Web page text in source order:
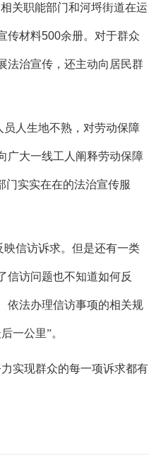
关职能部门和河埒街道在运
传材料500余册。对于群众
法治宣传，还主动向居民群
人生地不熟，对劳动保障
广大一线工人阐释劳动保障
门实实在在的法治宣传服
信访诉求。但是还有一类
信访问题也不知道如何反
依法办理信访事项的相关规
一公里”。
实现群众的每一项诉求都有